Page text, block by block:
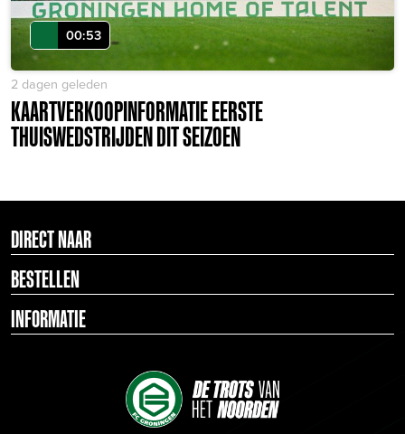
00:53
2 dagen geleden
KAARTVERKOOPINFORMATIE EERSTE
THUISWEDSTRIJDEN DIT SEIZOEN
DIRECT NAAR
BESTELLEN
INFORMATIE